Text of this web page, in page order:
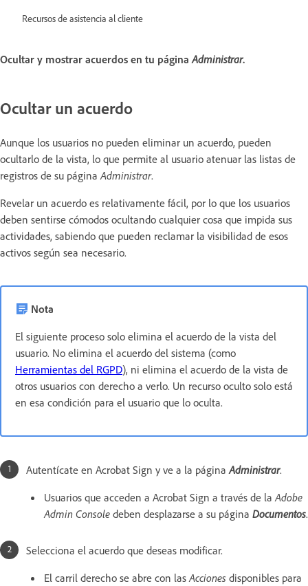
Recursos de asistencia al cliente
Ocultar y mostrar acuerdos en tu página Administrar.
Ocultar un acuerdo
Aunque los usuarios no pueden eliminar un acuerdo, pueden
ocultarlo de la vista, lo que permite al usuario atenuar las listas de
registros de su página Administrar.
Revelar un acuerdo es relativamente fácil, por lo que los usuarios
deben sentirse cómodos ocultando cualquier cosa que impida sus
actividades, sabiendo que pueden reclamar la visibilidad de esos
activos según sea necesario.
Nota
El siguiente proceso solo elimina el acuerdo de la vista del
usuario. No elimina el acuerdo del sistema (como
Herramientas del RGPD), ni elimina el acuerdo de la vista de
otros usuarios con derecho a verlo. Un recurso oculto solo está
en esa condición para el usuario que lo oculta.
Autentícate en Acrobat Sign y ve a la página Administrar.
Usuarios que acceden a Acrobat Sign a través de la Adobe
Admin Console deben desplazarse a su página Documentos.
Selecciona el acuerdo que deseas modificar.
El carril derecho se abre con las Acciones disponibles para